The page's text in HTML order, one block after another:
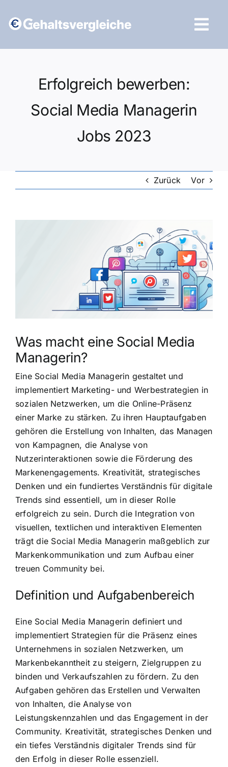
Inhalt
Erfolgreich bewerben:
Social Media Managerin
Jobs 2023
Zurück Vor
Was macht eine Social Media
Managerin?
Eine Social Media Managerin gestaltet und
implementiert Marketing- und Werbestrategien in
sozialen Netzwerken, um die Online-Präsenz
einer Marke zu stärken. Zu ihren Hauptaufgaben
gehören die Erstellung von Inhalten, das Managen
von Kampagnen, die Analyse von
Nutzerinteraktionen sowie die Förderung des
Markenengagements. Kreativität, strategisches
Denken und ein fundiertes Verständnis für digitale
Trends sind essentiell, um in dieser Rolle
erfolgreich zu sein. Durch die Integration von
visuellen, textlichen und interaktiven Elementen
trägt die Social Media Managerin maßgeblich zur
Markenkommunikation und zum Aufbau einer
treuen Community bei.
Definition und Aufgabenbereich
Eine Social Media Managerin definiert und
implementiert Strategien für die Präsenz eines
Unternehmens in sozialen Netzwerken, um
Markenbekanntheit zu steigern, Zielgruppen zu
binden und Verkaufszahlen zu fördern. Zu den
Aufgaben gehören das Erstellen und Verwalten
von Inhalten, die Analyse von
Leistungskennzahlen und das Engagement in der
Community. Kreativität, strategisches Denken und
ein tiefes Verständnis digitaler Trends sind für
den Erfolg in dieser Rolle essenziell.